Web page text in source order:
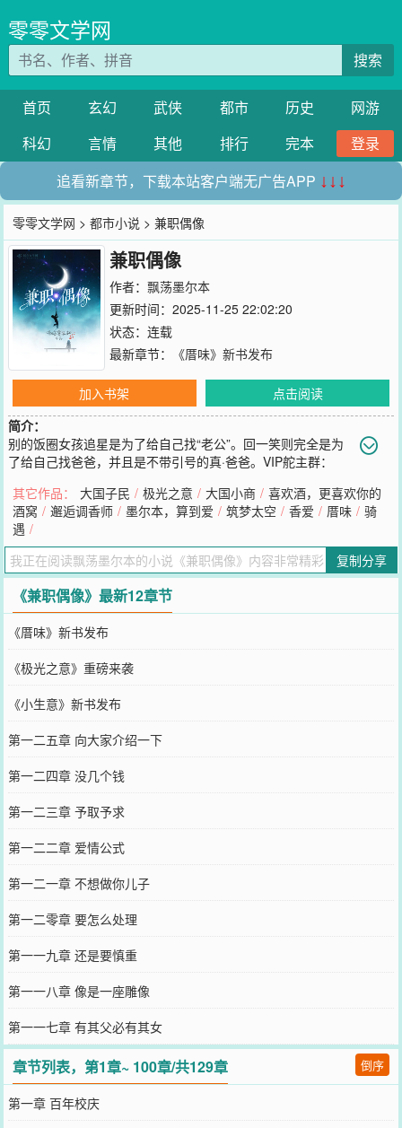
零零文学网
搜索
首页 玄幻 武侠 都市 历史
网游
科幻
言情 其他 排行 完本
登录
追看新章节，下载本站客户端无广告APP ↓↓↓
零零文学网 >都市小说 > 兼职偶像
兼职偶像
作者： 飘荡墨尔本
更新时间：2025-11-25 22:02:20
状态：连载
最新章节：
《厝味》新书发布
加入书架
点击阅读
简介：
别的饭圈女孩追星是为了给自己找“老公”。回一笑则完全是为
了给自己找爸爸，并且是不带引号的真·爸爸。VIP舵主群：
您要是觉得《兼职偶像 》还不错的话请不要忘记向您QQ群和微博微信
里的朋友推荐哦！
其它作品： 大国子民 / 极光之意 / 大国小商 / 喜欢酒，更喜欢你的
酒窝 / 邂逅调香师 / 墨尔本，算到爱 / 筑梦太空 / 香爱 / 厝味 / 骑
遇 /
复制分享
《兼职偶像》最新12章节
《厝味》新书发布
《极光之意》重磅来袭
《小生意》新书发布
第一二五章 向大家介绍一下
第一二四章 没几个钱
第一二三章 予取予求
第一二二章 爱情公式
第一二一章 不想做你儿子
第一二零章 要怎么处理
第一一九章 还是要慎重
第一一八章 像是一座雕像
第一一七章 有其父必有其女
章节列表，第1章~ 100章/共129章 倒序
第一章 百年校庆